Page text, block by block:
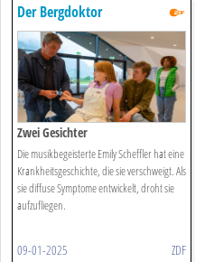
Der Bergdoktor
Zwei Gesichter
Die musikbegeisterte Emily Scheffler hat eine
Krankheitsgeschichte, die sie verschweigt. Als
sie diffuse Symptome entwickelt, droht sie
aufzufliegen.
09-01-2025 ZDF